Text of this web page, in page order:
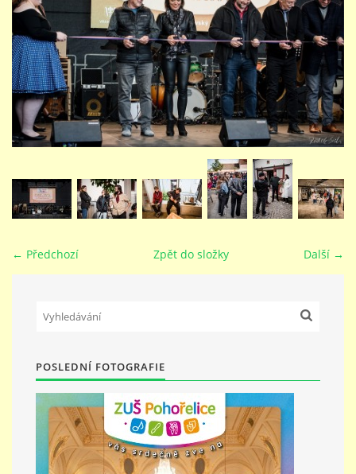
TALENTOVÉ ZKOUŠKY
STUDIJNÍ OBORY
GALERIE
PEDAGOGICKÝ SBOR
DOKUMENTY / KE STAŽENÍ
KURZY
KONTAKTY
PŘÍMĚSTSKÝ TÁBOR
MISS VÝTVARNÝ MODEL
← Předchozí Další →
Zpět do složky
POSLEDNÍ FOTOGRAFIE